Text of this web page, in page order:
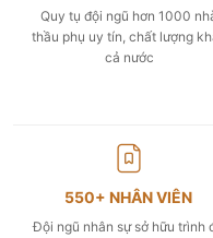
Quy tụ đội ngũ hơn 1000
thầu phụ uy tín, chất lượng
cả nước
550+ NHÂN VIÊN
Đội ngũ nhân sự sở hữu trình